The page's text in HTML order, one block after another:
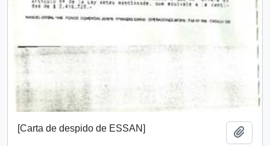
[Carta de despido de ESSAN]